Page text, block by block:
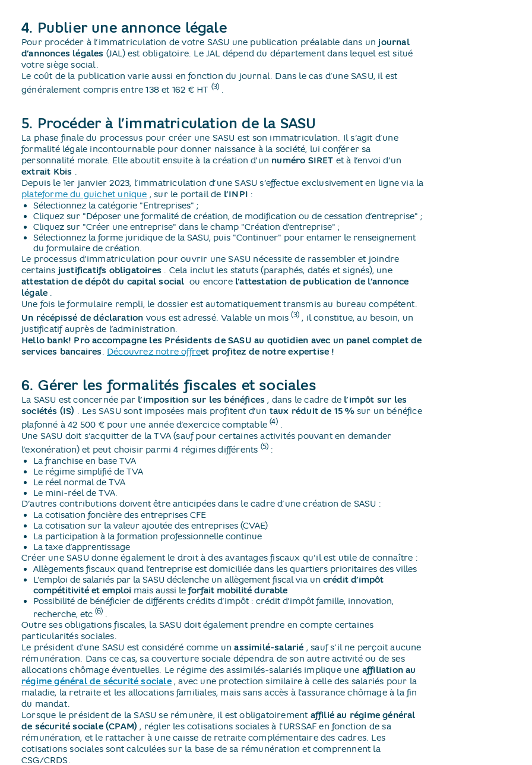
4. Publier une annonce légale
Pour procéder à l’immatriculation de votre SASU une publication préalable dans un journal
d’annonces légales (JAL) est obligatoire. Le JAL dépend du département dans lequel est situé
votre siège social.
Le coût de la publication varie aussi en fonction du journal. Dans le cas d’une SASU, il est
généralement compris entre 138 et 162 € HT (3) ​.
5. Procéder à l’immatriculation de la SASU
La phase finale du processus pour créer une SASU est son immatriculation. Il s’agit d’une
formalité légale incontournable pour donner naissance à la société, lui conférer sa
personnalité morale. Elle aboutit ensuite à la création d’un numéro SIRET et à l’envoi d’un
extrait Kbis ​.
Depuis le 1er janvier 2023, l’immatriculation d’une SASU s’effectue exclusivement en ligne via la
plateforme du guichet unique ​, sur le portail de l’INPI :
Sélectionnez la catégorie "Entreprises" ;
Cliquez sur "Déposer une formalité de création, de modification ou de cessation d’entreprise" ;
Cliquez sur "Créer une entreprise" dans le champ "Création d’entreprise" ;
Sélectionnez la forme juridique de la SASU, puis "Continuer" pour entamer le renseignement
du formulaire de création.
Le processus d’immatriculation pour ouvrir une SASU nécessite de rassembler et joindre
certains justificatifs obligatoires ​. Cela inclut les statuts (paraphés, datés et signés), une
attestation de dépôt du capital social ​ ou encore l’attestation de publication de l’annonce
légale ​.
Une fois le formulaire rempli, le dossier est automatiquement transmis au bureau compétent.
Un récépissé de déclaration vous est adressé. Valable un mois(3) ​, il constitue, au besoin, un
justificatif auprès de l’administration.
Hello bank! Pro accompagne les Présidents de SASU au quotidien avec un panel complet de
services bancaires​. Découvrez notre offreet profitez de notre expertise !
6. Gérer les formalités fiscales et sociales
La SASU est concernée par l’imposition sur les bénéfices ​, dans le cadre de l’impôt sur les
sociétés (IS) ​. Les SASU sont imposées mais profitent d’un taux réduit de 15 %sur un bénéfice
plafonné à 42 500 € pour une année d’exercice comptable(4)​.
Une SASU doit s’acquitter de la TVA (sauf pour certaines activités pouvant en demander
l’exonération) et peut choisir parmi 4 régimes différents (5) :
La franchise en base TVA
Le régime simplifié de TVA
Le réel normal de TVA
Le mini-réel de TVA.
D’autres contributions doivent être anticipées dans le cadre d’une création de SASU :
La cotisation foncière des entreprises CFE
La cotisation sur la valeur ajoutée des entreprises (CVAE)
La participation à la formation professionnelle continue
La taxe d’apprentissage
Créer une SASU donne également le droit à des avantages fiscaux qu’il est utile de connaître :
Allègements fiscaux quand l’entreprise est domiciliée dans les quartiers prioritaires des villes
L’emploi de salariés par la SASU déclenche un allègement fiscal via un crédit d’impôt
compétitivité et emploi mais aussi le forfait mobilité durable
Possibilité de bénéficier de différents crédits d’impôt : crédit d’impôt famille, innovation,
recherche, etc (6) ​.
Outre ses obligations fiscales, la SASU doit également prendre en compte certaines
particularités sociales.
Le président d'une SASU est considéré comme unassimilé-salarié ​, sauf s'il ne perçoit aucune
rémunération. Dans ce cas, sa couverture sociale dépendra de son autre activité ou de ses
allocations chômage éventuelles. Le régime des assimilés-salariés implique une affiliation au
régime général de sécurité sociale​, avec une protection similaire à celle des salariés pour la
maladie, la retraite et les allocations familiales, mais sans accès à l'assurance chômage à la fin
du mandat.
Lorsque le président de la SASU se rémunère, il est obligatoirement affilié au régime général
de sécurité sociale (CPAM) ​, régler les cotisations sociales à l'URSSAF en fonction de sa
rémunération, et le rattacher à une caisse de retraite complémentaire des cadres. Les
cotisations sociales sont calculées sur la base de sa rémunération et comprennent la
CSG/CRDS.